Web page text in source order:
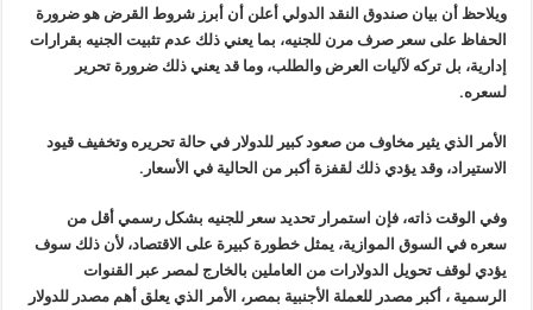
ويلاحظ أن بيان صندوق النقد الدولي أعلن أن أبرز شروط القرض هو ضرورة
الحفاظ على سعر صرف مرن للجنيه، بما يعني ذلك عدم تثبيت الجنيه بقرارات
إدارية، بل تركه لآليات العرض والطلب، وما قد يعني ذلك ضرورة تحرير
لسعره.
الأمر الذي يثير مخاوف من صعود كبير للدولار في حالة تحريره وتخفيف قيود
الاستيراد، وقد يؤدي ذلك لقفزة أكبر من الحالية في الأسعار.
وفي الوقت ذاته، فإن استمرار تحديد سعر للجنيه بشكل رسمي أقل من
سعره في السوق الموازية، يمثل خطورة كبيرة على الاقتصاد، لأن ذلك سوف
يؤدي لوقف تحويل الدولارات من العاملين بالخارج لمصر عبر القنوات
الرسمية ، أكبر مصدر للعملة الأجنبية بمصر، الأمر الذي يعلق أهم مصدر للدولار